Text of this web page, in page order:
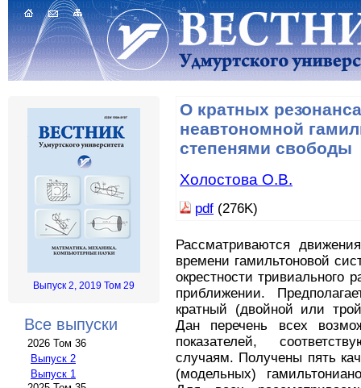
Выпуск 2, 2019 Том 29
Все выпуски
2026 Том 36
Выпуск 2
Выпуск 1
О кратных
неавтономной
степенями свободы
Холостова О.В.
pdf (276K)
Рассматриваются
времени гамильтоновой
окрестности тривиального
приближении.
кратный (двойной или
Дан перечень всех
показателей,
случаям. Получены пять
(модельных)